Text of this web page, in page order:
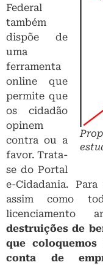
Federal
também
dispõe de
uma
ferramenta
online que
permite que
os cidadão
opinem
contra ou a
favor. Trata-
se do Portal
e-Cidadania.
assim como
destruições de
que
conta de